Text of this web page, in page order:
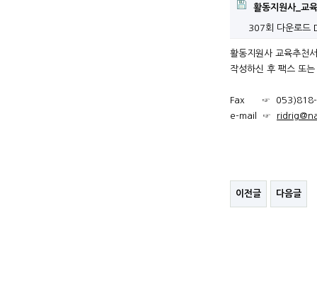
활동지원사_교
307회 다운로드
활동지원사 교육추천
작성하신 후 팩스 또
Fax ☞ 053)818-
e-mail ☞
이전글 다음글